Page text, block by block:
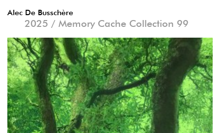
Alec De Busschère
2025 / Memory Cache Collection 99